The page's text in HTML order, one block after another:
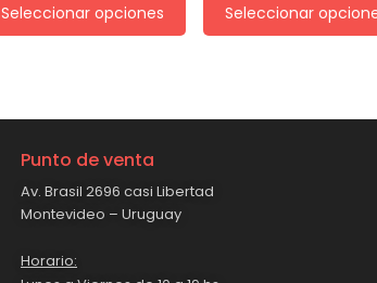
Seleccionar opciones Seleccionar
Punto de venta
Av. Brasil 2696 casi Libertad
Montevideo – Uruguay
Horario: